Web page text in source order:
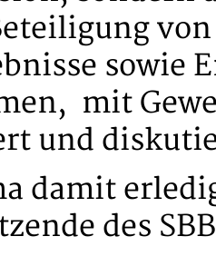
sowie
mit
und
damit
des